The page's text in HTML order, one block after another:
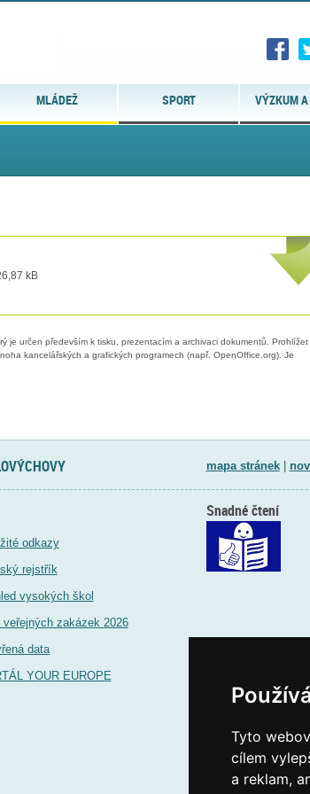
Tyto
cílem
a reklam,
MLÁDEŽ SPORT VÝZKUM
kB
je určen především k tisku, prezentacím a archivaci dokumentů. Prohlížet
kancelářských a grafických programech (např. OpenOffice.org). Je
mapa stránek|
odkazy
rejstřík
vysokých škol
veřejných zakázek 2026
data
YOUR EUROPE
Snadné čtení